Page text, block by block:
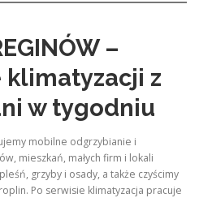
–
z
w tygodniu
mobilne odgrzybianie i
mieszkań, małych firm i lokali
grzyby i osady, a także czyścimy
Po serwisie klimatyzacja pracuje